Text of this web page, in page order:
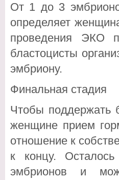
От 1 до 3
определяет
проведения ЭКО
бластоцисты
эмбриону.
Финальная стадия
Чтобы поддержать
женщине прием
отношение к
к концу.
эмбрионов и